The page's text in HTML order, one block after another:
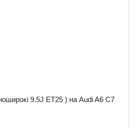
9.5J ET25 ) на Audi A6 C7